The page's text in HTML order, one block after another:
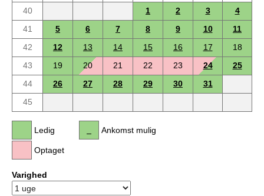
40
1 2 3
4
41
5 6 7 8 9 10
11
42
12 13 14 15 16 17
18
43
19 20 21 22 23 24
25
44
26 27 28 29 30
31
45
Ledig
Optaget
Ankomst mulig
Varighed